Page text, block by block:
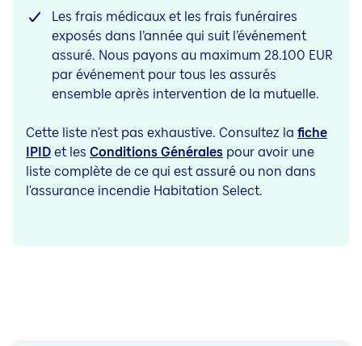
Les frais médicaux et les frais funéraires
exposés dans l’année qui suit l’événement
assuré. Nous payons au maximum 28.100 EUR
par événement pour tous les assurés
ensemble après intervention de la mutuelle.
Cette liste n'est pas exhaustive. Consultez la fiche
IPIDet les Conditions Générales pour avoir une
liste complète de ce qui est assuré ou non dans
l'assurance incendie Habitation Select.